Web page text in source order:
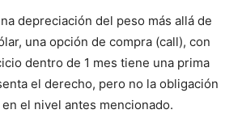
depreciación del peso más allá de
una opción de compra (call), con
dentro de 1 mes tiene una prima
el derecho, pero no la obligación
el nivel antes mencionado.